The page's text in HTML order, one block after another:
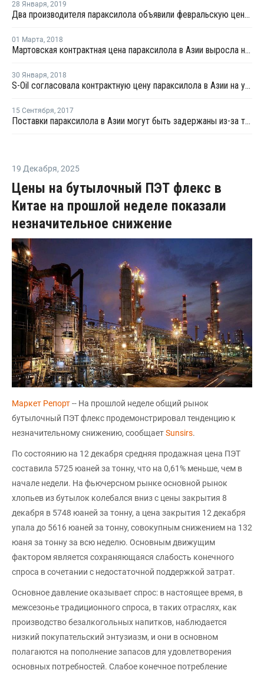
28 Января, 2019
Два производителя параксилола объявили февральскую цену в диапазоне USD1150-1180 за тонну
01 Марта, 2018
Мартовская контрактная цена параксилола в Азии выросла на USD5 за тонну
30 Января, 2018
S-Oil согласовала контрактную цену параксилола в Азии на уровне USD1 020 за тонну
15 Сентября, 2017
Поставки параксилола в Азии могут быть задержаны из-за тайфуна "Талим"
19 Декабря, 2025
Цены на бутылочный ПЭТ флекс в
Китае на прошлой неделе показали
незначительное снижение
Маркет Репорт-- На прошлой неделе общий рынок
бутылочный ПЭТ флекс продемонстрировал тенденцию к
незначительному снижению, сообщаетSunsirs.
По состоянию на 12 декабря средняя продажная цена ПЭТ
составила 5725 юаней за тонну, что на 0,61% меньше, чем в
начале недели. На фьючерсном рынке основной рынок
хлопьев из бутылок колебался вниз с цены закрытия 8
декабря в 5748 юаней за тонну, а цена закрытия 12 декабря
упала до 5616 юаней за тонну, совокупным снижением на 132
юаня за тонну за всю неделю. Основным движущим
фактором является сохраняющаяся слабость конечного
спроса в сочетании с недостаточной поддержкой затрат.
Основное давление оказывает спрос: в настоящее время, в
межсезонье традиционного спроса, в таких отраслях, как
производство безалкогольных напитков, наблюдается
низкий покупательский энтузиазм, и они в основном
полагаются на пополнение запасов для удовлетворения
основных потребностей. Слабое конечное потребление